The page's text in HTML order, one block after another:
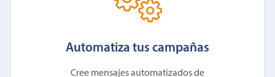
Automatiza tus campañas
Cree mensajes automatizados de